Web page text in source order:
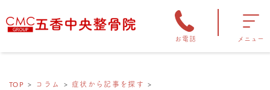
お電話 メニュー
TOP コラム
症状から記事を探す